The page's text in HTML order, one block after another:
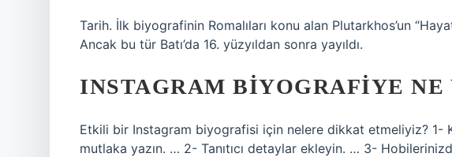
Tarih. İlk biyografinin Romalıları konu alan Plutarkhos’un
Ancak bu tür Batı’da 16. yüzyıldan sonra yayıldı.
INSTAGRAM BIYOGRAFIYE
Etkili bir Instagram biyografisi için nelere dikkat etmeliyiz? 1-
mutlaka yazın. … 2- Tanıtıcı detaylar ekleyin. … 3-